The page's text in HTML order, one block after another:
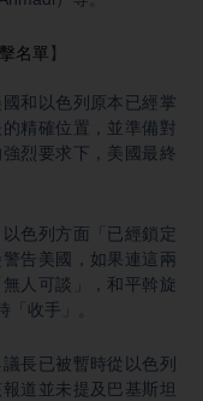
名單】
和以色列原本已經掌
的精確位置，並準備對
烈要求下，美國最終
色列方面「已經鎖定
告美國，如果連這兩
人可談」，和平斡旋
收手」。
長已被暫時從以色列
道並未提及巴基斯坦